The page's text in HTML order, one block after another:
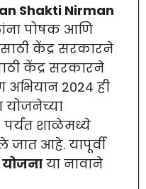
Shakti Nirman
पोषक आणि
केंद्र सरकारने
केंद्र सरकारने
अभियान 2024 ही
पर्यंत शाळेमध्ये
आहे. यापूर्वी
या नावाने